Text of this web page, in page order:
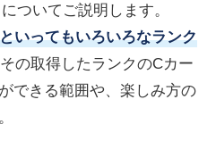
ついてご説明します。
いってもいろいろなランク
の取得したランクのCカー
できる範囲や、楽しみ方の